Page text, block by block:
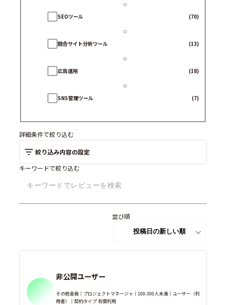
SEOツール (70)
競合サイト分析ツール (13)
広告運用 (18)
SNS管理ツール (7)
アクセス解析ツール
詳細条件で絞り込む
絞り込み内容の設定
キーワードで絞り込む
並び順
非公開ユーザー
その他金融｜プロジェクトマネージャ｜100-300人未満｜ユーザー（利
用者）｜契約タイプ 有償利用